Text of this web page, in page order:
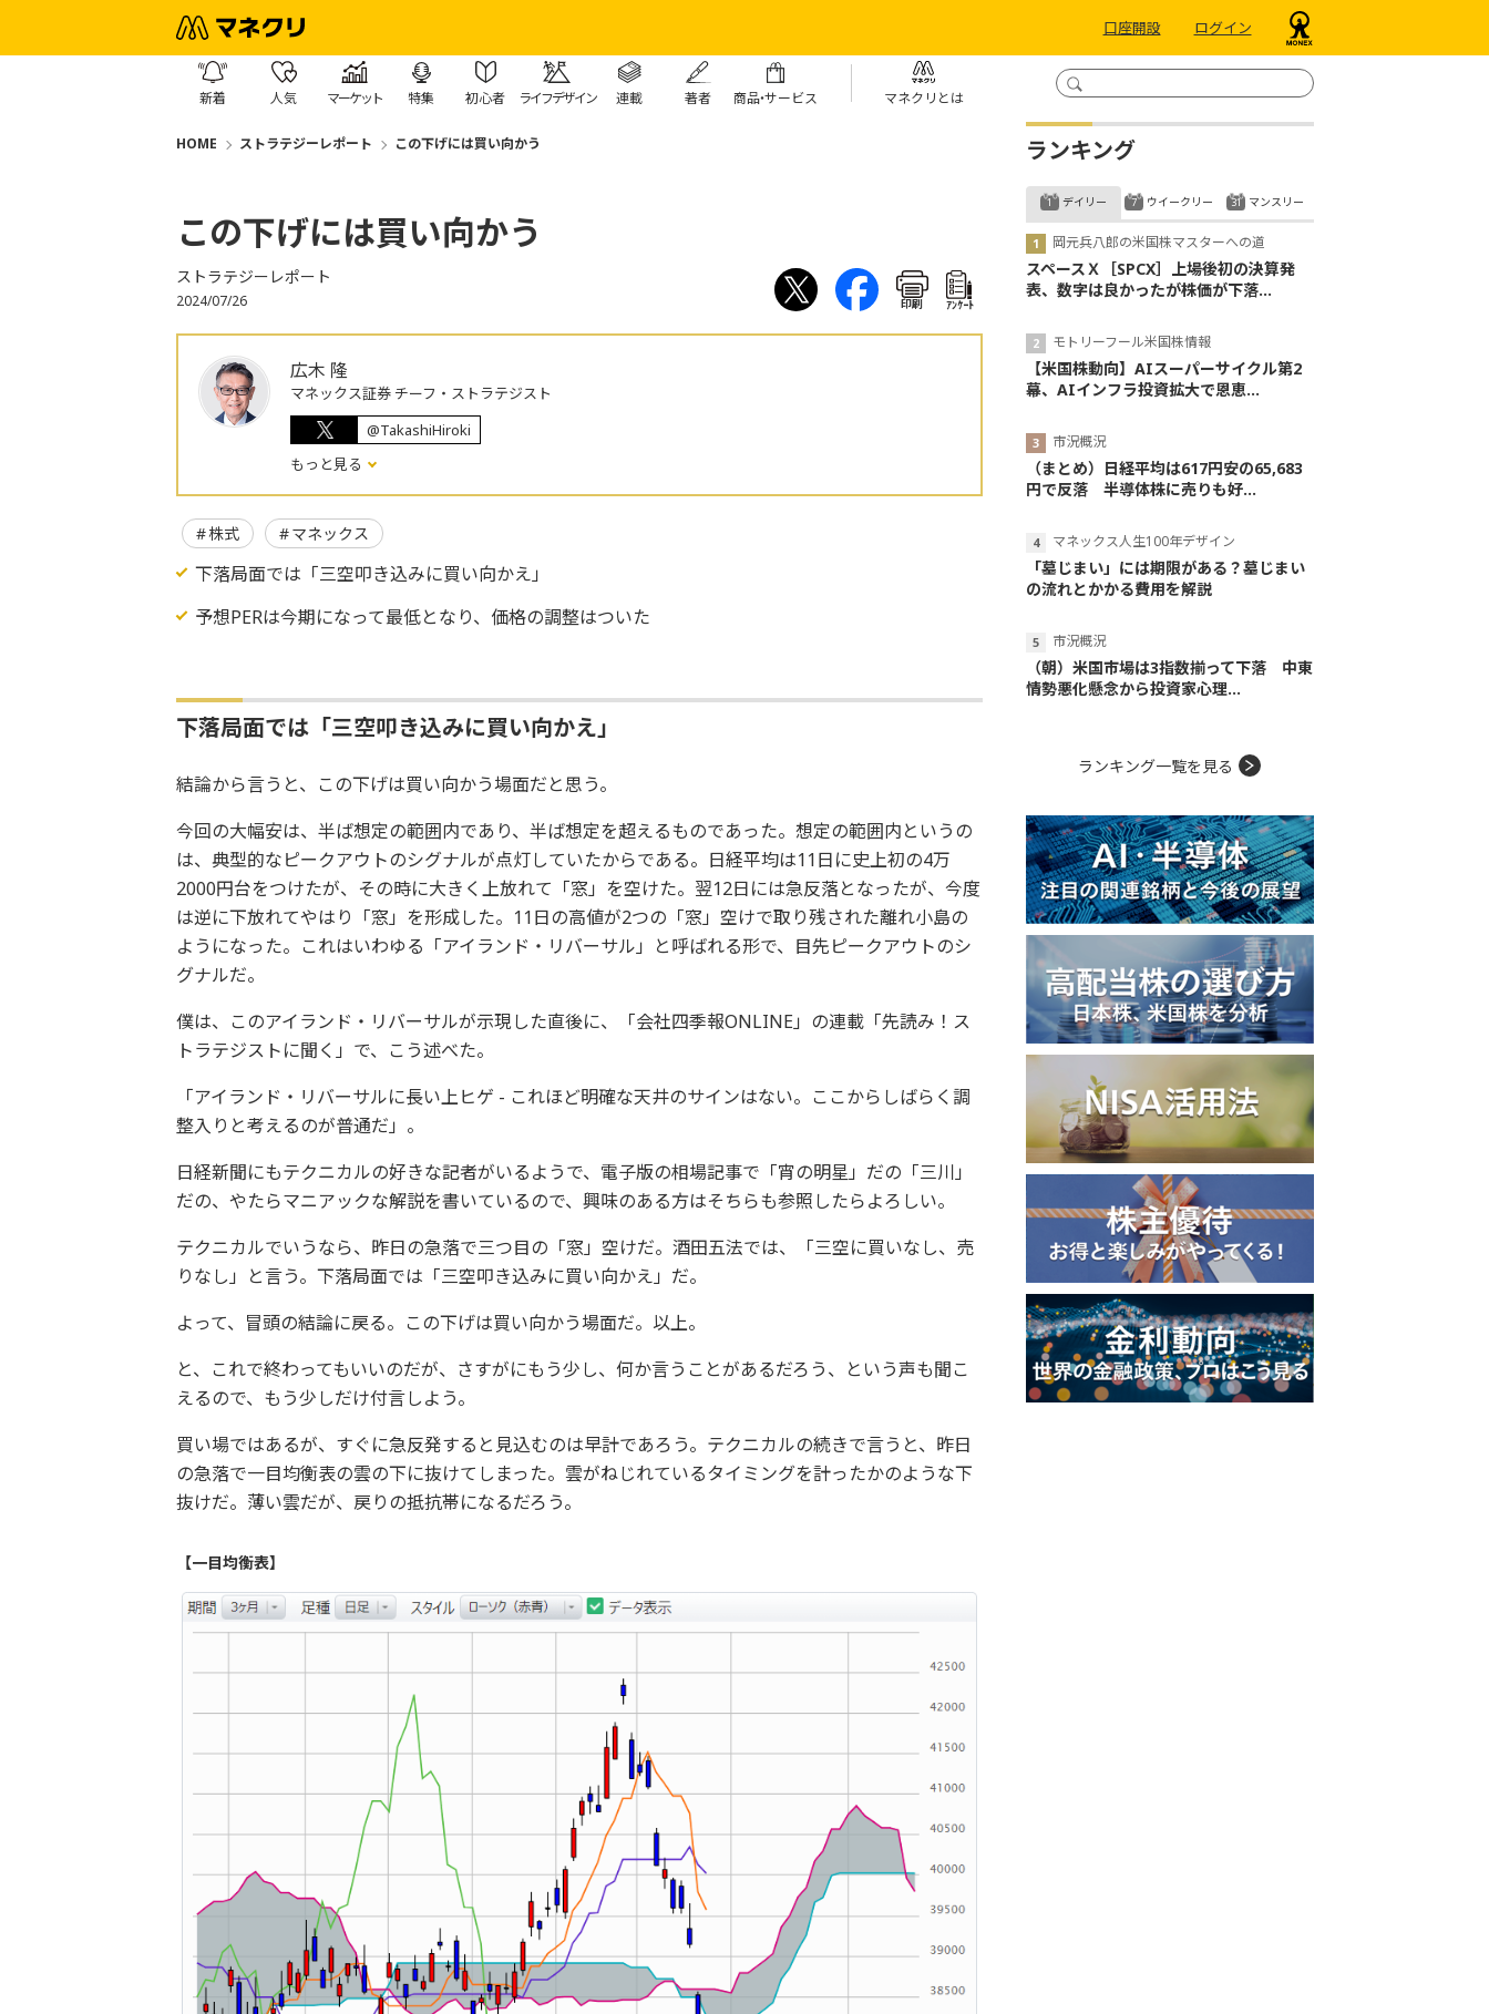
口座開設 ログイン
新着 人気 マーケット 特集 初心者 ライフデザイン 連載 著者 商品・サービス マネクリとは
HOME ストラテジーレポート この下げには買い向かう
この下げには買い向かう
ストラテジーレポート
2024/07/26 印刷 ｱﾝｹｰﾄ
広木 隆
マネックス証券 チーフ・ストラテジスト
@TakashiHiroki
もっと見る
株式 マネックス
下落局面では「三空叩き込みに買い向かえ」
予想PERは今期になって最低となり、価格の調整はついた
下落局面では「三空叩き込みに買い向かえ」
結論から言うと、この下げは買い向かう場面だと思う。
今回の大幅安は、半ば想定の範囲内であり、半ば想定を超えるものであった。想定の範囲内というの
は、典型的なピークアウトのシグナルが点灯していたからである。日経平均は11日に史上初の4万
2000円台をつけたが、その時に大きく上放れて「窓」を空けた。翌12日には急反落となったが、今度
は逆に下放れてやはり「窓」を形成した。11日の高値が2つの「窓」空けで取り残された離れ小島の
ようになった。これはいわゆる「アイランド・リバーサル」と呼ばれる形で、目先ピークアウトのシ
グナルだ。
僕は、このアイランド・リバーサルが示現した直後に、「会社四季報ONLINE」の連載「先読み！ス
トラテジストに聞く」で、こう述べた。
「アイランド・リバーサルに長い上ヒゲ - これほど明確な天井のサインはない。ここからしばらく調
整入りと考えるのが普通だ」。
日経新聞にもテクニカルの好きな記者がいるようで、電子版の相場記事で「宵の明星」だの「三川」
だの、やたらマニアックな解説を書いているので、興味のある方はそちらも参照したらよろしい。
テクニカルでいうなら、昨日の急落で三つ目の「窓」空けだ。酒田五法では、「三空に買いなし、売
りなし」と言う。下落局面では「三空叩き込みに買い向かえ」だ。
よって、冒頭の結論に戻る。この下げは買い向かう場面だ。以上。
と、これで終わってもいいのだが、さすがにもう少し、何か言うことがあるだろう、という声も聞こ
えるので、もう少しだけ付言しよう。
買い場ではあるが、すぐに急反発すると見込むのは早計であろう。テクニカルの続きで言うと、昨日
の急落で一目均衡表の雲の下に抜けてしまった。雲がねじれているタイミングを計ったかのような下
抜けだ。薄い雲だが、戻りの抵抗帯になるだろう。
【一目均衡表】
ランキング
デイリー
岡元兵八郎の米国株マスターへの道
スペースＸ［SPCX］上場後初の決算発
表、数字は良かったが株価が下落...
モトリーフール米国株情報
【米国株動向】AIスーパーサイクル第2
幕、AIインフラ投資拡大で恩恵...
市況概況
（まとめ）日経平均は617円安の65,683
円で反落 半導体株に売りも好...
マネックス人生100年デザイン
「墓じまい」には期限がある？墓じまい
の流れとかかる費用を解説
市況概況
（朝）米国市場は3指数揃って下落 中東
情勢悪化懸念から投資家心理...
ウイークリー マンスリー
ランキング一覧を見る